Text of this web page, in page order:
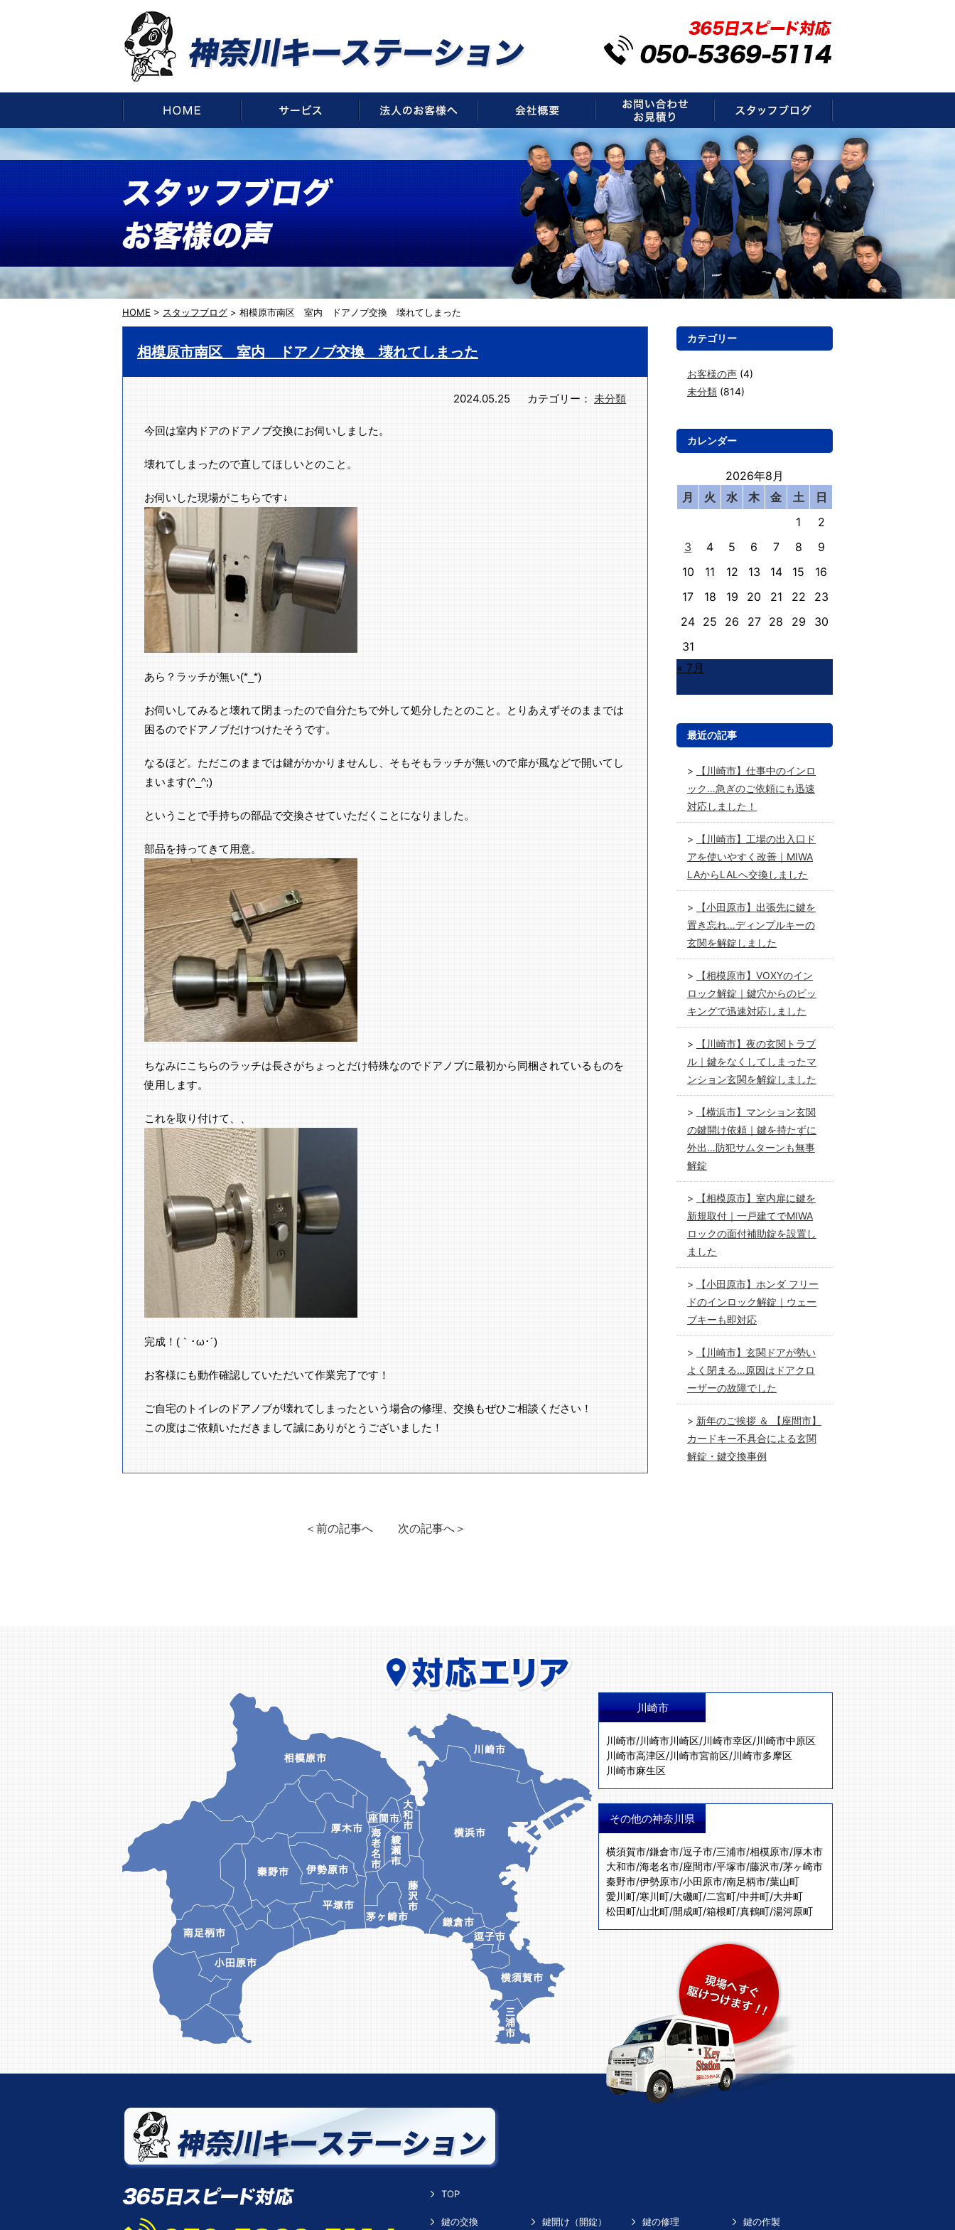
HOME サービス 法人のお客様へ 会社概要 お問い合わせ・お見積もり
HOME > スタッフブログ > 相模原市南区 室内 ドアノブ交換 壊れてしまった
相模原市南区 室内 ドアノブ交換 壊れてしまった
2024.05.25 カテゴリー： 未分類
今回は室内ドアのドアノブ交換にお伺いしました。
壊れてしまったので直してほしいとのこと。
お伺いした現場がこちらです↓
あら？ラッチが無い(*_*)
お伺いしてみると壊れて閉まったので自分たちで外して処分したとのこと。とりあえずそのままでは
困るのでドアノブだけつけたそうです。
なるほど。ただこのままでは鍵がかかりませんし、そもそもラッチが無いので扉が風などで開いてし
まいます(^_^;)
ということで手持ちの部品で交換させていただくことになりました。
部品を持ってきて用意。
ちなみにこちらのラッチは長さがちょっとだけ特殊なのでドアノブに最初から同梱されているものを
使用します。
これを取り付けて、、
完成！(｀･ω･´)ゞ
お客様にも動作確認していただいて作業完了です！
ご自宅のトイレのドアノブが壊れてしまったという場合の修理、交換もぜひご相談ください！
この度はご依頼いただきまして誠にありがとうございました！
＜前の記事へ 次の記事へ＞
カテゴリー
お客様の声 (4)
未分類 (814)
カレンダー
2026年8月
月
火 水 木 金 土
日
1
2
3
4 5 6 7 8
9
10
11 12 13 14 15
16
17
18 19 20 21 22
23
24 25 26 27 28 29
30
31
« 7月
最近の記事
【川崎市】仕事中のインロ
ック…急ぎのご依頼にも迅速
対応しました！
【川崎市】工場の出入口ド
アを使いやすく改善｜MIWA
LAからLALへ交換しました
【小田原市】出張先に鍵を
置き忘れ…ディンプルキーの
玄関を解錠しました
【相模原市】VOXYのイン
ロック解錠｜鍵穴からのピッ
キングで迅速対応しました
【川崎市】夜の玄関トラブ
ル｜鍵をなくしてしまったマ
ンション玄関を解錠しました
【横浜市】マンション玄関
の鍵開け依頼｜鍵を持たずに
外出…防犯サムターンも無事
解錠
【相模原市】室内扉に鍵を
新規取付｜一戸建てでMIWA
ロックの面付補助錠を設置し
ました
【小田原市】ホンダ フリー
ドのインロック解錠｜ウェー
ブキーも即対応
【川崎市】玄関ドアが勢い
よく閉まる…原因はドアクロ
ーザーの故障でした
新年のご挨拶 ＆ 【座間市】
カードキー不具合による玄関
解錠・鍵交換事例
川崎市
川崎市/川崎市川崎区/川崎市幸区/川崎市中原区
川崎市高津区/川崎市宮前区/川崎市多摩区
川崎市麻生区
その他の神奈川県
横須賀市/鎌倉市/逗子市/三浦市/相模原市/厚木市
大和市/海老名市/座間市/平塚市/藤沢市/茅ヶ崎市
秦野市/伊勢原市/小田原市/南足柄市/葉山町
愛川町/寒川町/大磯町/二宮町/中井町/大井町
松田町/山北町/開成町/箱根町/真鶴町/湯河原町
TOP
鍵の交換 鍵開け（開錠） 鍵の修理 鍵の作製